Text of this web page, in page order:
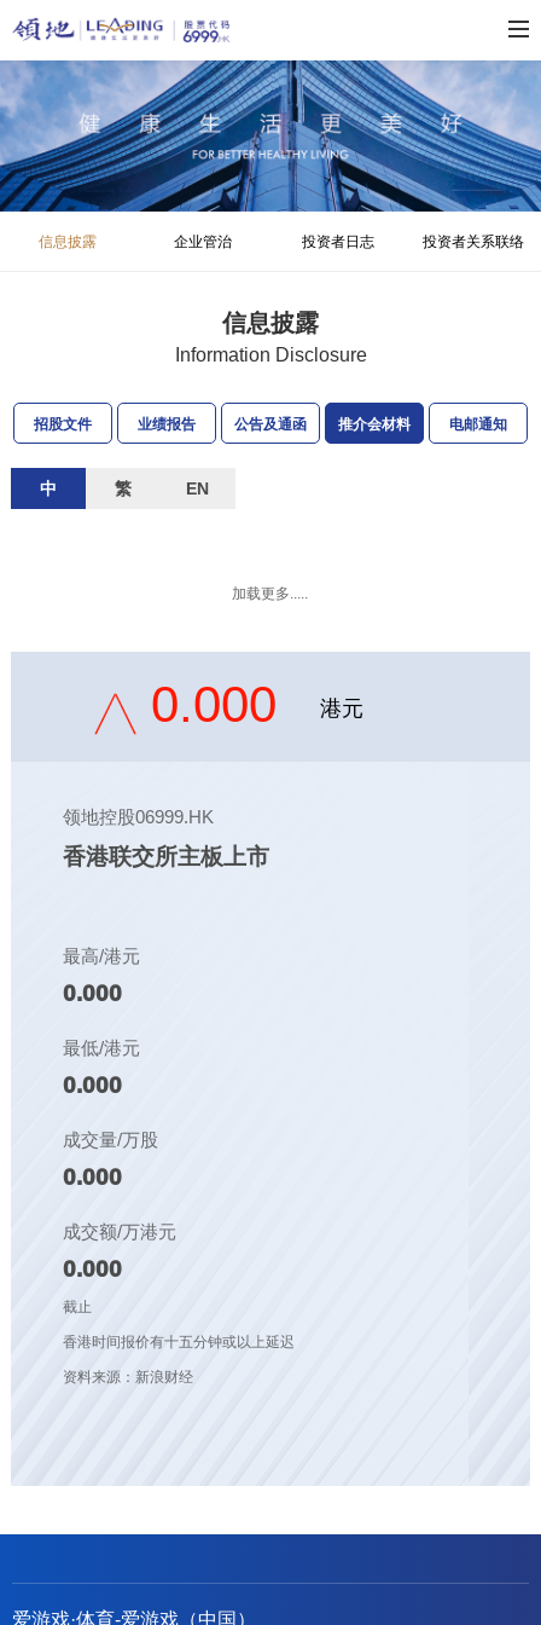
信息披露 企业管治 投资者日志 投资者关系联络
信息披露
Information Disclosure
招股文件 业绩报告 公告及通函 推介会材料 电邮通知
中 繁 EN
加载更多.....
0.000 港元
领地控股06999.HK
香港联交所主板上市
最高/港元
0.000
最低/港元
0.000
成交量/万股
0.000
成交额/万港元
0.000
截止
香港时间报价有十五分钟或以上延迟
资料来源：新浪财经
爱游戏·体育-爱游戏（中国）